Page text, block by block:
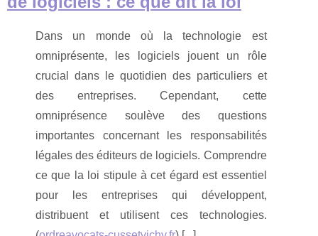
Dans un monde où la technologie est
omniprésente, les logiciels jouent un rôle
crucial dans le quotidien des particuliers et
des entreprises. Cependant, cette
omniprésence soulève des questions
importantes concernant les responsabilités
légales des éditeurs de logiciels. Comprendre
ce que la loi stipule à cet égard est essentiel
pour les entreprises qui développent,
distribuent et utilisent ces technologies.